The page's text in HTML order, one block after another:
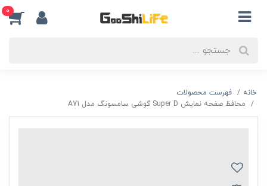
0
خانه
فهرست محصولات
محافظ صفحه نمایش Super D گوشی سامسونگ مدل A71